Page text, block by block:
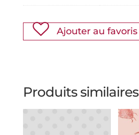
Ajouter au favoris
Produits similaires